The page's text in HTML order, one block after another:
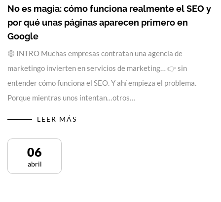
No es magia: cómo funciona realmente el SEO y
por qué unas páginas aparecen primero en
Google
🟡 INTRO Muchas empresas contratan una agencia de
marketingo invierten en servicios de marketing… 👉 sin
entender cómo funciona el SEO. Y ahí empieza el problema.
Porque mientras unos intentan…otros…
LEER MÁS
06
abril